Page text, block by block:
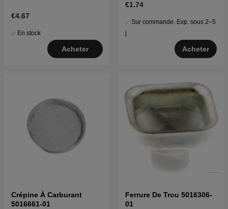
€4.67
En stock
Acheter
€1.74
Sur commande. Exp. sous 2–5
j
Acheter
Crépine À Carburant
5016661-01
Ferrure De Trou 5016306-
01